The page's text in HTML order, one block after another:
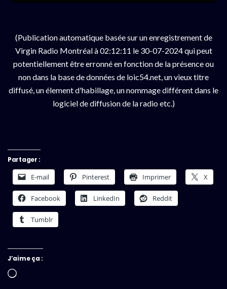
(Publication automatique basée sur un enregistrement de
Virgin Radio Montréal à 02:12:11 le 30-07-2024 qui peut
potentiellement être erronné en fonction de la présence ou
non dans la base de données de loic54.net, un vieux titre
diffusé, un élement d'habillage, un nommage différent dans le
logiciel de diffusion de la radio etc.)
Partager :
E-mail Pinterest Imprimer X
Facebook LinkedIn Reddit
Tumblr
J’aime ça :
Chargement…